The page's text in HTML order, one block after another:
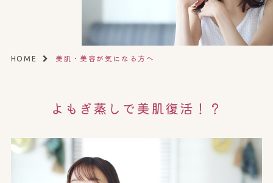
お悩み温活ガイド▼
店舗一覧▼
開業サポート▼
オンライン予約はこちら
HOME 美肌・美容が気になる方へ
よもぎ蒸しで美肌復活！？